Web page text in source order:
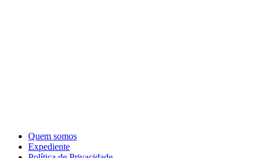
Quem somos
Expediente